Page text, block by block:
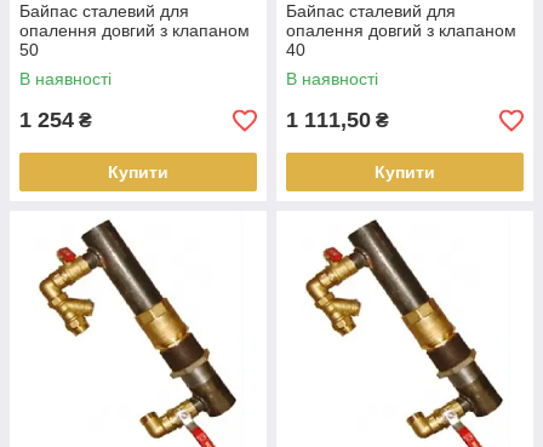
Байпас сталевий для
опалення довгий з клапаном
50
В наявності
1 254 ₴
Купити
Байпас сталевий для
опалення довгий з клапаном
40
В наявності
1 111,50 ₴
Купити